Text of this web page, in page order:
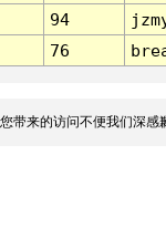
94
76
带来的访问不便我们深感